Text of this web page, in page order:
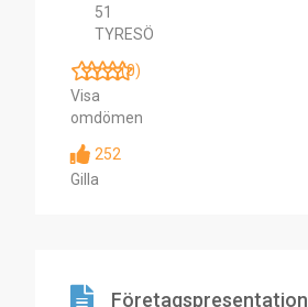
51
TYRESÖ
(0)
Visa
omdömen
252
Gilla
Företagspresentation